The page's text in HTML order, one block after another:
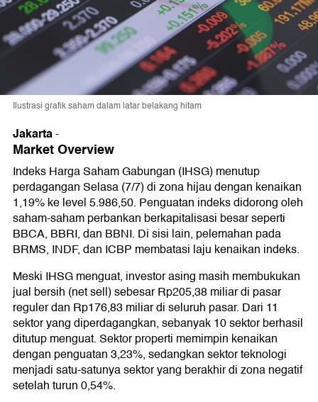
Ilustrasi grafik saham dalam latar belakang hitam
Jakarta-
Market Overview
Indeks Harga Saham Gabungan (IHSG) menutup
perdagangan Selasa (7/7) di zona hijau dengan kenaikan
1,19% ke level 5.986,50. Penguatan indeks didorong oleh
saham-saham perbankan berkapitalisasi besar seperti
BBCA, BBRI, dan BBNI. Di sisi lain, pelemahan pada
BRMS, INDF, dan ICBP membatasi laju kenaikan indeks.
Meski IHSG menguat, investor asing masih membukukan
jual bersih (net sell) sebesar Rp205,38 miliar di pasar
reguler dan Rp176,83 miliar di seluruh pasar. Dari 11
sektor yang diperdagangkan, sebanyak 10 sektor berhasil
ditutup menguat. Sektor properti memimpin kenaikan
dengan penguatan 3,23%, sedangkan sektor teknologi
menjadi satu-satunya sektor yang berakhir di zona negatif
setelah turun 0,54%.